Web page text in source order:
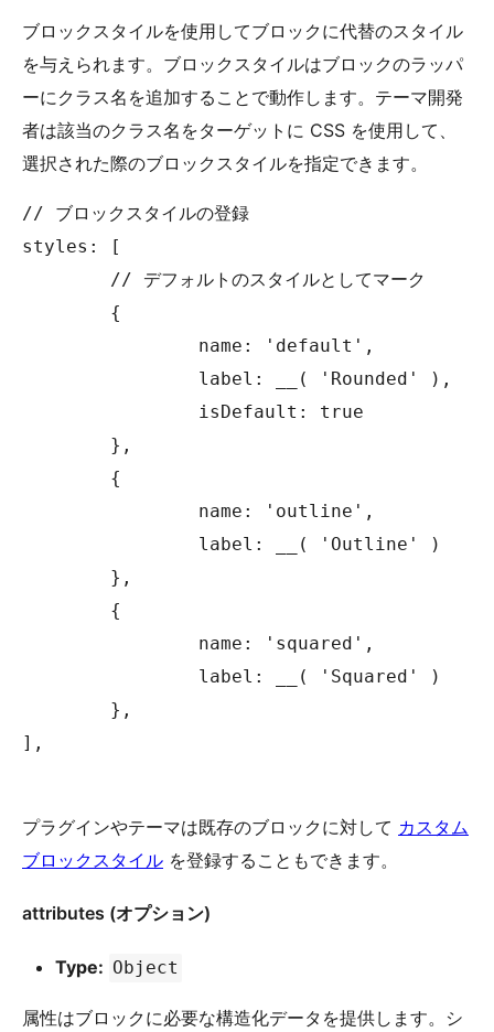
ブロックスタイルを使用してブロックに代替のスタイル
を与えられます。ブロックスタイルはブロックのラッパ
ーにクラス名を追加することで動作します。テーマ開発
者は該当のクラス名をターゲットに CSS を使用して、
選択された際のブロックスタイルを指定できます。
// ブロックスタイルの登録
styles: [
],
プラグインやテーマは既存のブロックに対して カスタム
ブロックスタイル を登録することもできます。
attributes (オプション)
Type: Object
属性はブロックに必要な構造化データを提供します。シ